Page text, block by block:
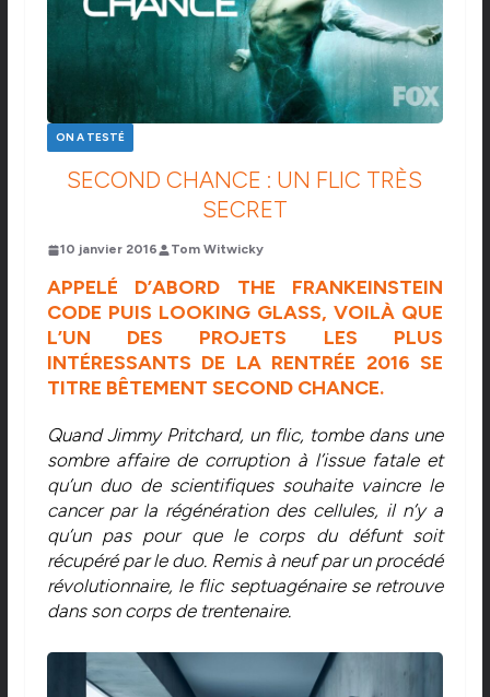
ON A TESTÉ
SECOND CHANCE : UN FLIC TRÈS
SECRET
10 janvier 2016 Tom Witwicky
APPELÉ D’ABORD THE FRANKEINSTEIN
CODE PUIS LOOKING GLASS, VOILÀ QUE
L’UN DES PROJETS LES PLUS
INTÉRESSANTS DE LA RENTRÉE 2016 SE
TITRE BÊTEMENT SECOND CHANCE.
Quand Jimmy Pritchard, un flic, tombe dans une
sombre affaire de corruption à l’issue fatale et
qu’un duo de scientifiques souhaite vaincre le
cancer par la régénération des cellules, il n’y a
qu’un pas pour que le corps du défunt soit
récupéré par le duo. Remis à neuf par un procédé
révolutionnaire, le flic septuagénaire se retrouve
dans son corps de trentenaire.